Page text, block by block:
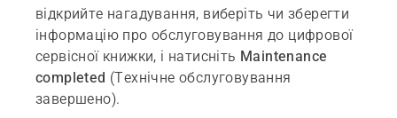
відкрийте нагадування, виберіть чи зберегти
інформацію про обслуговування до цифрової
сервісної книжки, і натисніть Maintenance
completed (Технічне обслуговування
завершено).